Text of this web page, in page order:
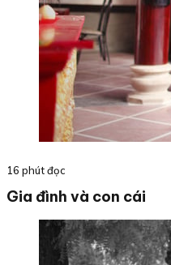
16 phút đọc
Gia đình và con cái